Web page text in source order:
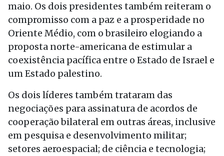
maio. Os dois presidentes também reiteram o
compromisso com a paz e a prosperidade no
Oriente Médio, com o brasileiro elogiando a
proposta norte-americana de estimular a
coexistência pacífica entre o Estado de Israel e
um Estado palestino.
Os dois líderes também trataram das
negociações para assinatura de acordos de
cooperação bilateral em outras áreas, inclusive
em pesquisa e desenvolvimento militar;
setores aeroespacial; de ciência e tecnologia;